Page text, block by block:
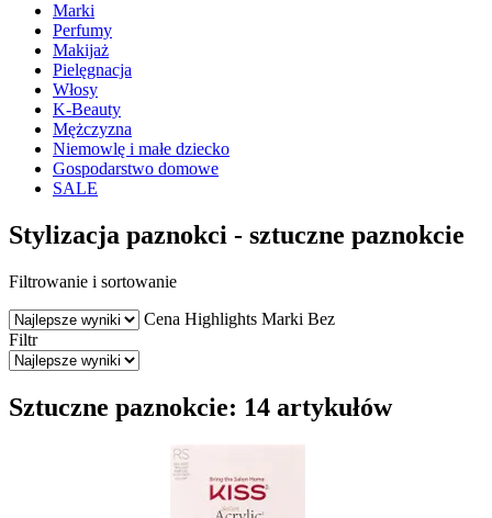
Marki
Perfumy
Makijaż
Pielęgnacja
Włosy
K-Beauty
Mężczyzna
Niemowlę i małe dziecko
Gospodarstwo domowe
SALE
Stylizacja paznokci - sztuczne paznokcie
Filtrowanie i sortowanie
Cena Highlights Marki Bez
Filtr
Sztuczne paznokcie: 14 artykułów